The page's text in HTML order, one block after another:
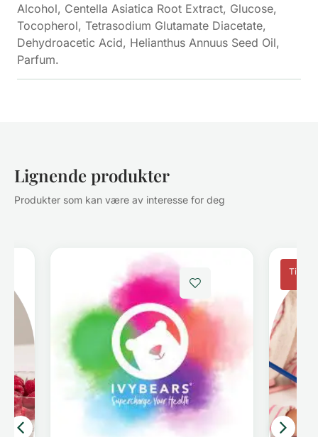
Alcohol, Centella Asiatica Root Extract, Glucose,
Tocopherol, Tetrasodium Glutamate Diacetate,
Dehydroacetic Acid, Helianthus Annuus Seed Oil,
Parfum.
Lignende produkter
Produkter som kan være av interesse for deg
Tilbud